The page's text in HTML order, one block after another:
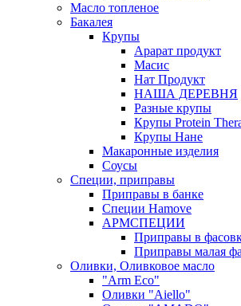
Масло топленое
Бакалея
Крупы
Арарат продукт
Масис
Нат Продукт
НАША ДЕРЕВНЯ
Разные крупы
Крупы Protein
Крупы Нане
Макаронные изделия
Соусы
Специи, приправы
Приправы в банке
Специи Hamove
АРМСПЕЦИИ
Приправы в
Приправы малая
Оливки, Оливковое масло
"Arm Eco"
Оливки "Aiello"